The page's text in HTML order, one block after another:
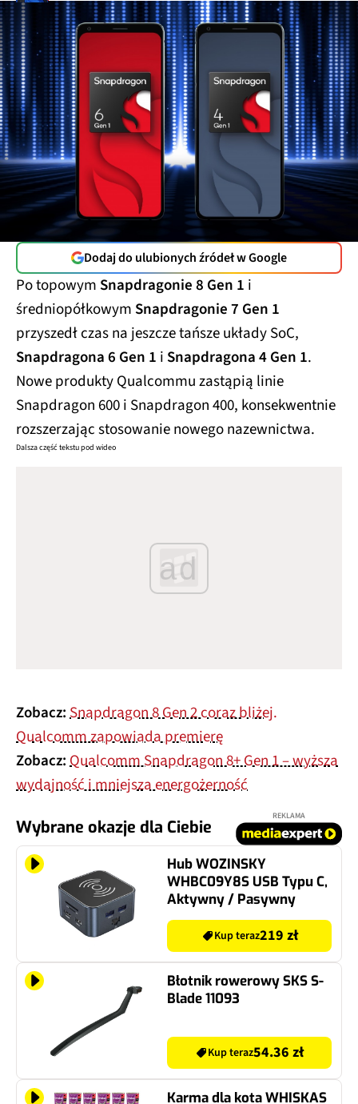
Dodaj do ulubionych źródeł w Google
Po topowym Snapdragonie 8 Gen 1 i
średniopółkowym Snapdragonie 7 Gen 1
przyszedł czas na jeszcze tańsze układy SoC,
Snapdragona 6 Gen 1 i Snapdragona 4 Gen 1.
Nowe produkty Qualcommu zastąpią linie
Snapdragon 600 i Snapdragon 400, konsekwentnie
rozszerzając stosowanie nowego nazewnictwa.
Dalsza część tekstu pod wideo
ad
Zobacz:Snapdragon 8 Gen 2 coraz bliżej.
Qualcomm zapowiada premierę
Zobacz:Qualcomm Snapdragon 8+ Gen 1 – wyższa
wydajność i mniejsza energożerność
Wybrane okazje dla Ciebie
REKLAMA
Hub WOZINSKY
WHBC09Y8S USB Typu C,
Aktywny / Pasywny
Kup teraz219 zł
Błotnik rowerowy SKS S-
Blade 11093
Kup teraz54.36 zł
Karma dla kota WHISKAS